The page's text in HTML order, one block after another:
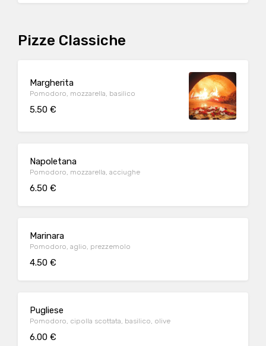
Pizze Classiche
Margherita
Pomodoro, mozzarella, basilico
5.50 €
Napoletana
Pomodoro, mozzarella, acciughe
6.50 €
Marinara
Pomodoro, aglio, prezzemolo
4.50 €
Pugliese
Pomodoro, cipolla scottata, basilico, olive
6.00 €